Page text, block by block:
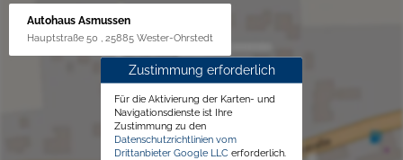
Autohaus Asmussen
Hauptstraße 50 , 25885 Wester-Ohrstedt
Zustimmung erforderlich
Für die Aktivierung der Karten- und
Navigationsdienste ist Ihre
Zustimmung zu den
Datenschutzrichtlinien vom
Drittanbieter Google LLC erforderlich.